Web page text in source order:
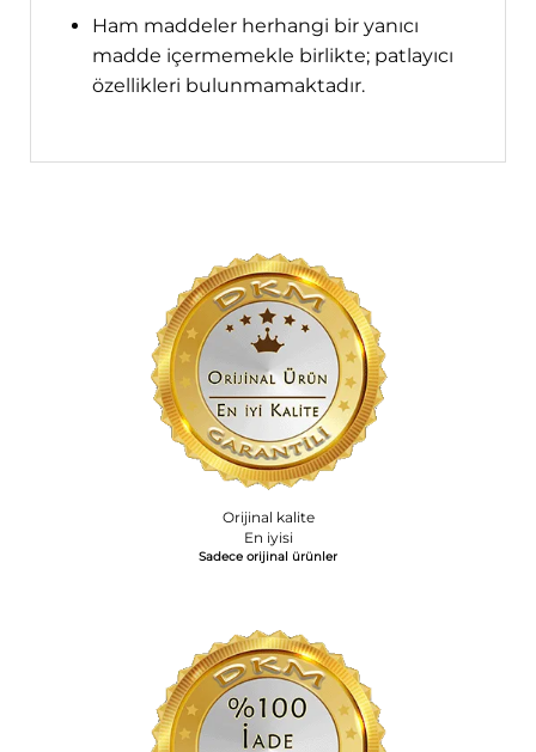
Ham maddeler herhangi bir yanıcı
madde içermemekle birlikte; patlayıcı
özellikleri bulunmamaktadır.
Orijinal kalite
En iyisi
Sadece orijinal ürünler